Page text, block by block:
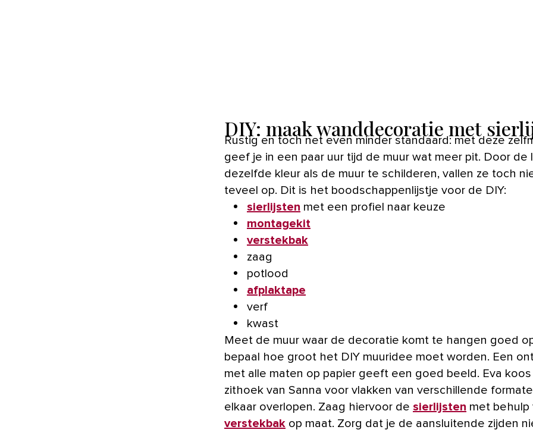
DIY: maak wanddecoratie met
Rustig en toch net even minder standaard: met deze
geef je in een paar uur tijd de muur wat meer pit. Door de
dezelfde kleur als de muur te schilderen, vallen ze toch
teveel op. Dit is het boodschappenlijstje voor de DIY:
sierlijsten met een profiel naar keuze
montagekit
verstekbak
zaag
potlood
afplaktape
verf
kwast
Meet de muur waar de decoratie komt te hangen goed
bepaal hoe groot het DIY muuridee moet worden. Een
met alle maten op papier geeft een goed beeld. Eva
zithoek van Sanna voor vlakken van verschillende
elkaar overlopen. Zaag hiervoor de sierlijsten met behulp
verstekbak op maat. Zorg dat je de aansluitende zijden